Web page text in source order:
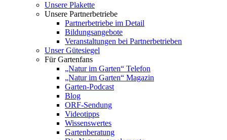
Unsere Plakette
Unsere Partnerbetriebe
Partnerbetriebe im Detail
Bildungsangebote
Veranstaltungen bei Partnerbetrieben
Unser Gütesiegel
Für Gartenfans
„Natur im Garten“ Telefon
„Natur im Garten“ Magazin
Garten-Podcast
Blog
ORF-Sendung
Videotipps
Wissenswertes
Gartenberatung